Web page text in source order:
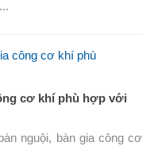
cơ khí phù hợp với
nguội, bàn gia công cơ